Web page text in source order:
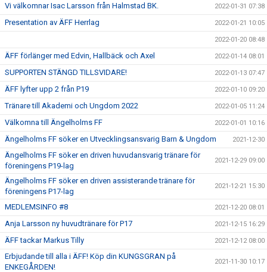
Vi välkomnar Isac Larsson från Halmstad BK. 2022-01-31 07:38
Presentation av ÄFF Herrlag 2022-01-21 10:05
2022-01-20 08:48
ÄFF förlänger med Edvin, Hallbäck och Axel 2022-01-14 08:01
SUPPORTEN STÄNGD TILLSVIDARE! 2022-01-13 07:47
ÄFF lyfter upp 2 från P19 2022-01-10 09:20
Tränare till Akademi och Ungdom 2022 2022-01-05 11:24
Välkomna till Ängelholms FF 2022-01-01 10:16
Ängelholms FF söker en Utvecklingsansvarig Barn & Ungdom 2021-12-30
Ängelholms FF söker en driven huvudansvarig tränare för
föreningens P19-lag
2021-12-29 09:00
Ängelholms FF söker en driven assisterande tränare för
föreningens P17-lag
2021-12-21 15:30
MEDLEMSINFO #8 2021-12-20 08:01
Anja Larsson ny huvudtränare för P17 2021-12-15 16:29
ÄFF tackar Markus Tilly 2021-12-12 08:00
Erbjudande till alla i ÄFF! Köp din KUNGSGRAN på
ENKEGÅRDEN!
2021-11-30 10:17